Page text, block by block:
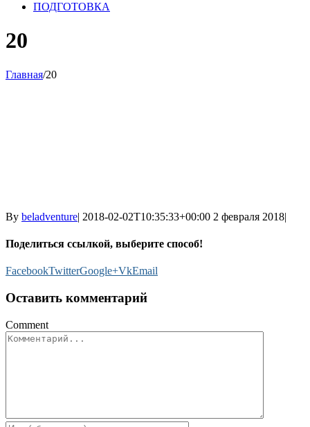
ПОДГОТОВКА
20
Главная/20
By beladventure| 2018-02-02T10:35:33+00:00 2 февраля 2018|
Поделиться ссылкой, выберите способ!
FacebookTwitterGoogle+VkEmail
Оставить комментарий
Comment